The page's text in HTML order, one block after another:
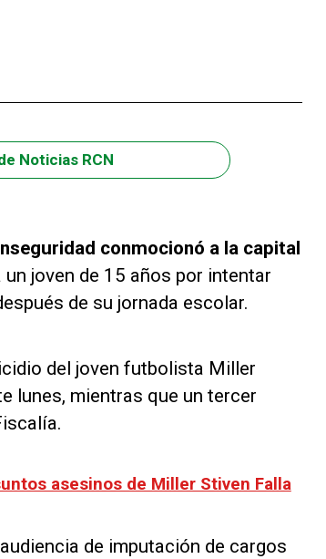
Noticias RCN
conmocionó a la capital
joven de 15 años por intentar
de su jornada escolar.
del joven futbolista Miller
lunes, mientras que un tercer
asesinos de Miller Stiven Falla
de imputación de cargos